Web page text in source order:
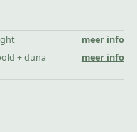
meer info
+ duna
meer info